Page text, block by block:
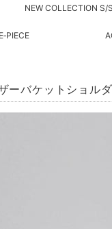
NEW COLLECTION S/S
ーバケットショル